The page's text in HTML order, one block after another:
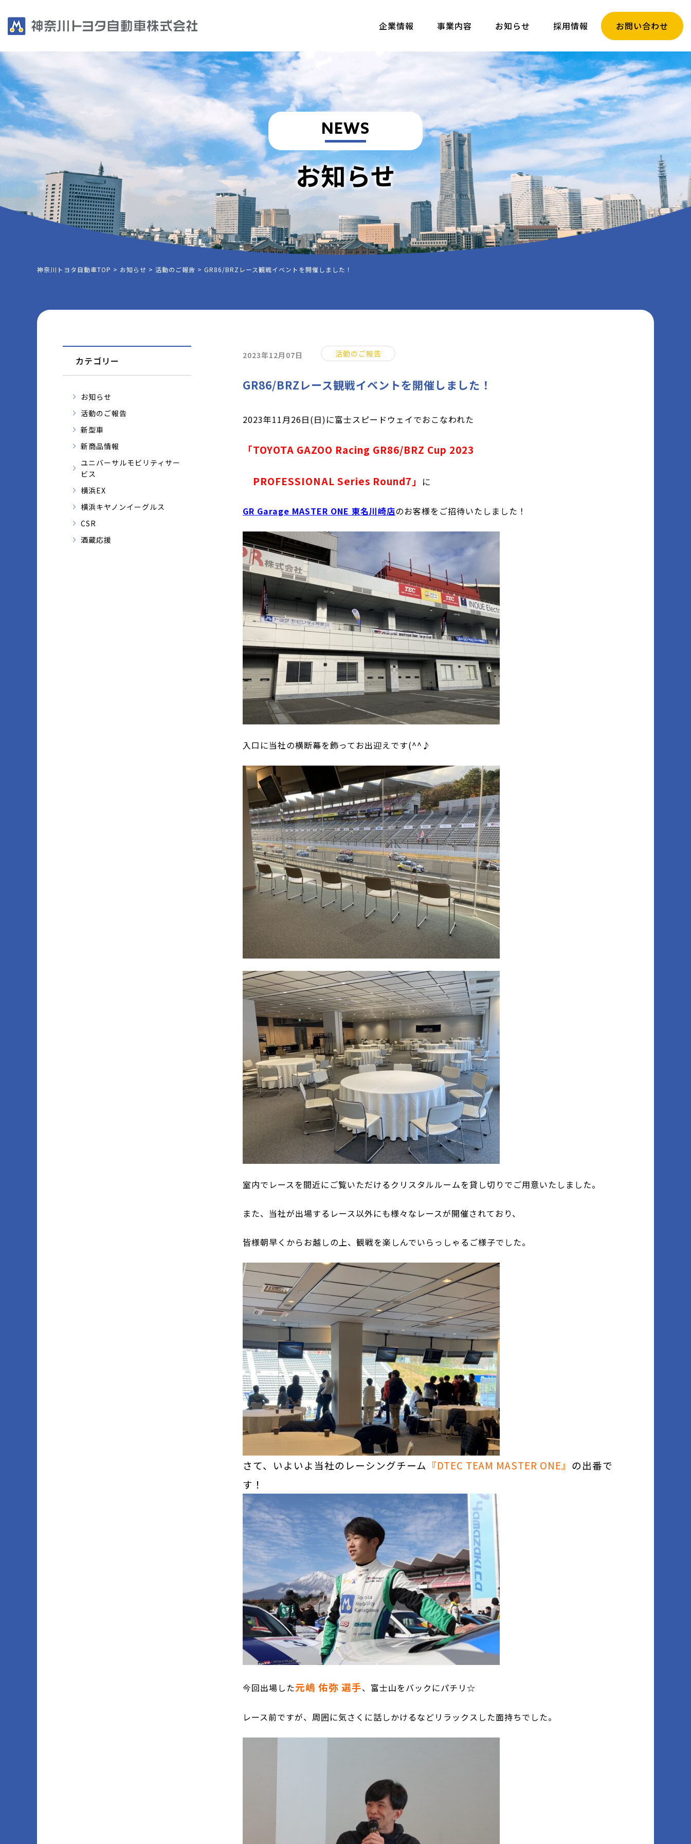
企業情報 事業内容 お知らせ 採用情報 お問い合わせ
NEWS
お知らせ
神奈川トヨタ自動車TOP > お知らせ > 活動のご報告 > GR86/BRZレース観戦イベントを開催しました！
2023年12月07日 活動のご報告
GR86/BRZレース観戦イベントを開催しました！
2023年11月26日(日)に富士スピードウェイでおこなわれた
「TOYOTA GAZOO Racing GR86/BRZ Cup 2023
PROFESSIONAL Series Round7」 に
GR Garage MASTER ONE 東名川崎店のお客様をご招待いたしました！
入口に当社の横断幕を飾ってお出迎えです(^^♪
室内でレースを間近にご覧いただけるクリスタルルームを貸し切りでご用意いたしました。
また、当社が出場するレース以外にも様々なレースが開催されており、
皆様朝早くからお越しの上、観戦を楽しんでいらっしゃるご様子でした。
さて、いよいよ当社のレーシングチーム 『DTEC TEAM MASTER ONE』 の出番で
す！
今回出場した元嶋 佑弥 選手、富士山をバックにパチリ☆
レース前ですが、周囲に気さくに話しかけるなどリラックスした面持ちでした。
カテゴリー
お知らせ
活動のご報告
新型車
新商品情報
ユニバーサルモビリティサー
ビス
横浜EX
横浜キヤノンイーグルス
CSR
酒蔵応援